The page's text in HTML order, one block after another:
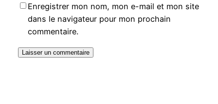
Enregistrer mon nom, mon e-mail et mon site
dans le navigateur pour mon prochain
commentaire.